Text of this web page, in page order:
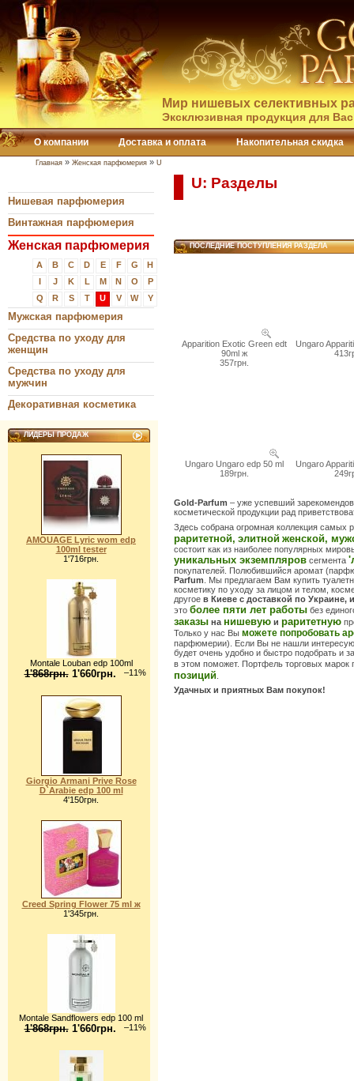
Мир нишевых селективных
Эксклюзивная продукция для
О компании Доставка и оплата Накопительная скидка
Главная » Женская парфюмерия » U
Нишевая парфюмерия
Винтажная парфюмерия
Женская парфюмерия
A B C D E F G
H
I
J K L M N O
P
Q
R S T U V W Y
Мужская парфюмерия
Средства по уходу для
женщин
Средства по уходу для
мужчин
Декоративная косметика
ЛИДЕРЫ ПРОДАЖ
AMOUAGE Lyric wom edp
100ml tester
1'716грн.
Montale Louban edp 100ml
–11%
1'868грн.1'660грн.
Giorgio Armani Prive Rose
D`Arabie edp 100 ml
4'150грн.
Creed Spring Flower 75 ml ж
1'345грн.
Montale Sandflowers edp 100 ml
–11%
1'868грн.1'660грн.
U: Разделы
ПОСЛЕДНИЕ ПОСТУПЛЕНИЯ РАЗДЕЛА
Apparition Exotic Green edt
90ml ж
357грн.
Ungaro
Ungaro Ungaro edp 50 ml
189грн.
Ungaro
Gold-Parfum – уже успевший
косметической продукции рад
Здесь собрана огромная коллекция самых
раритетной, элитной женской,
состоит как из наиболее популярных
уникальных экземпляров сегмента
покупателей. Полюбившийся аромат
Parfum . Мы предлагаем Вам купить
косметику по уходу за лицом и телом,
другое в Киеве с доставкой по Украине,
это более пяти лет работы без
заказы на нишевую и раритетную
Только у нас Вы можете попробовать
парфюмерии). Если Вы не нашли
будет очень удобно и быстро подобрать и
в этом поможет. Портфель торговых марок
позиций
Удачных и приятных Вам покупок!